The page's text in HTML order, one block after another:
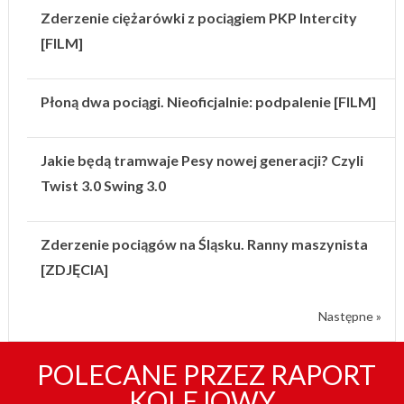
Zderzenie ciężarówki z pociągiem PKP Intercity
[FILM]
Płoną dwa pociągi. Nieoficjalnie: podpalenie [FILM]
Jakie będą tramwaje Pesy nowej generacji? Czyli
Twist 3.0 Swing 3.0
Zderzenie pociągów na Śląsku. Ranny maszynista
[ZDJĘCIA]
Następne »
POLECANE PRZEZ RAPORT